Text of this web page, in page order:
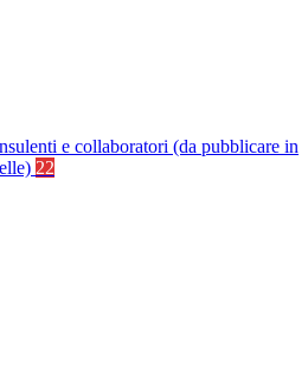
e collaboratori (da pubblicare in
22